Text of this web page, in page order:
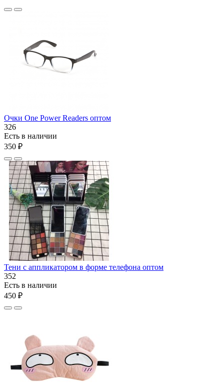
Очки One Power Readers оптом
326
Есть в наличии
350 ₽
Тени с аппликатором в форме телефона оптом
352
Есть в наличии
450 ₽